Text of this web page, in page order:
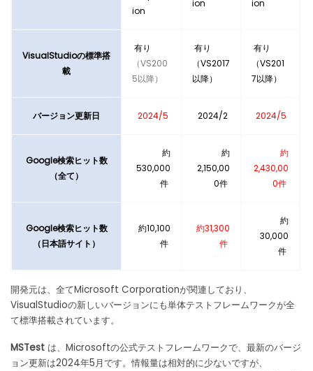
ion
ion ion
VisualStudioの標準搭
載
有り
（VS200
5以降）
有り
（VS2017
以降）
有り
（VS201
7以降）
バージョン更新日 2024/5 2024/2 2024/5
Google検索ヒット数
（全て）
約
530,000
件
約
2,150,00
0件
約
2,430,00
0件
Google検索ヒット数
（日本語サイト）
約10,100
件
約31,300
件
約
30,000
件
開発元は、全てMicrosoft Corporationが関連しており、
VisualStudioの新しいバージョンにも単体テストフレームワークが全
て標準搭載されています。
MSTest は、Microsoftの公式テストフレームワークで、最新のバージ
ョン更新は2024年5月です。情報量は相対的に少ないですが、